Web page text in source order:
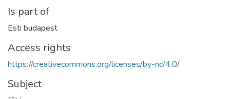
Is part of
Esti budapest
Access rights
https://creativecommons.org/licenses/by-nc/4.0/
Subject